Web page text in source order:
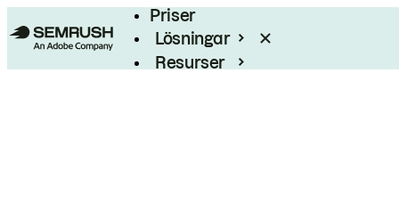
Priser
Lösningar
Resurser